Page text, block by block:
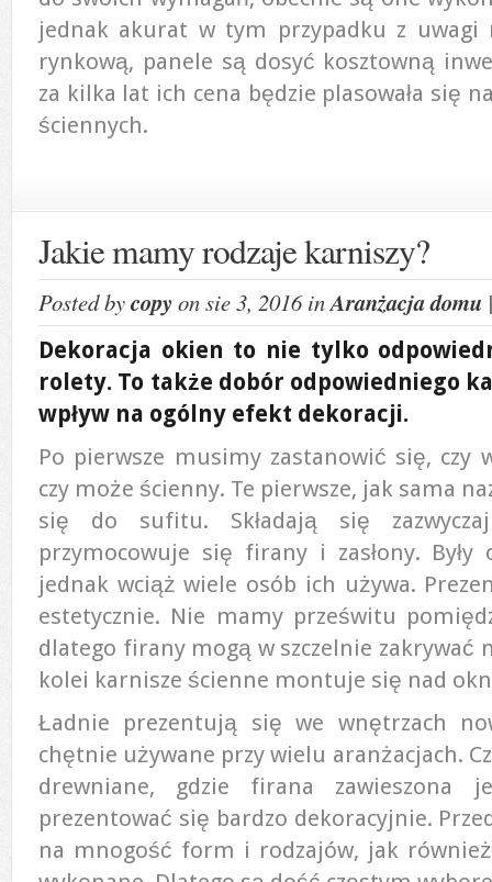
jednak akurat w tym przypadku z uwagi
rynkową, panele są dosyć kosztowną
za kilka lat ich cena będzie plasowała się
ściennych.
Jakie mamy rodzaje karniszy?
Posted bycopy on sie 3, 2016 inAranżacja domu
Dekoracja okien to nie tylko
rolety. To także dobór odpowiedniego
wpływ na ogólny efekt dekoracji.
Po pierwsze musimy zastanowić się, czy
czy może ścienny. Te pierwsze, jak sama
się do sufitu. Składają się
przymocowuje się firany i zasłony.
jednak wciąż wiele osób ich używa.
estetycznie. Nie mamy prześwitu
dlatego firany mogą w szczelnie zakrywać
kolei karnisze ścienne montuje się nad
Ładnie prezentują się we wnętrzach
chętnie używane przy wielu aranżacjach.
drewniane, gdzie firana zawieszona
prezentować się bardzo dekoracyjnie.
na mnogość form i rodzajów, jak